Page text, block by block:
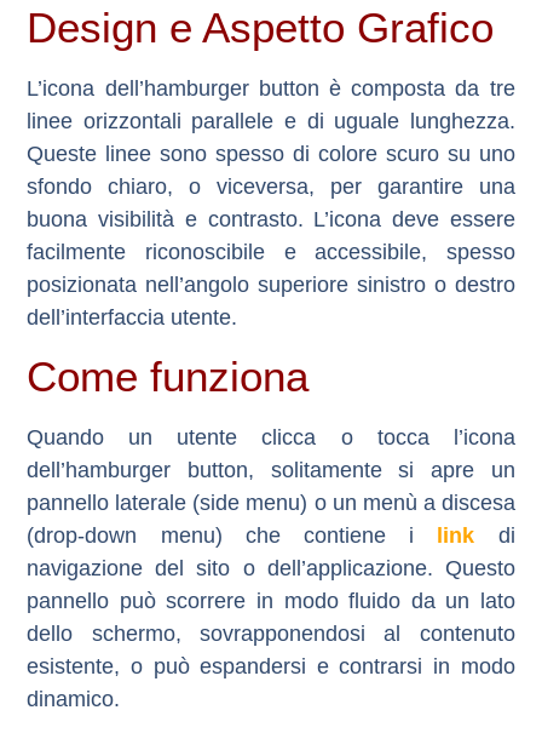
Design e Aspetto Grafico
L’icona dell’hamburger button è composta da tre
linee orizzontali parallele e di uguale lunghezza.
Queste linee sono spesso di colore scuro su uno
sfondo chiaro, o viceversa, per garantire una
buona visibilità e contrasto. L’icona deve essere
facilmente riconoscibile e accessibile, spesso
posizionata nell’angolo superiore sinistro o destro
dell’interfaccia utente.
Come funziona
Quando un utente clicca o tocca l’icona
dell’hamburger button, solitamente si apre un
pannello laterale (side menu) o un menù a discesa
(drop-down menu) che contiene i link di
navigazione del sito o dell’applicazione. Questo
pannello può scorrere in modo fluido da un lato
dello schermo, sovrapponendosi al contenuto
esistente, o può espandersi e contrarsi in modo
dinamico.